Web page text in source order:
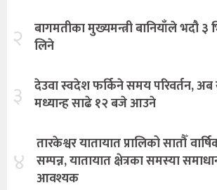
२ बागमतीका मुख्यमन्त्री बानियाँले भदौ ३
लिने
३ देउवा स्वदेश फर्किने समय परिवर्तन,
मध्यान्ह साढे १२ बजे आउने
४
तारकेश्वर यातायात प्रालिको सातौँ
सम्पन्न, यातायात क्षेत्रका समस्या
आवश्यक